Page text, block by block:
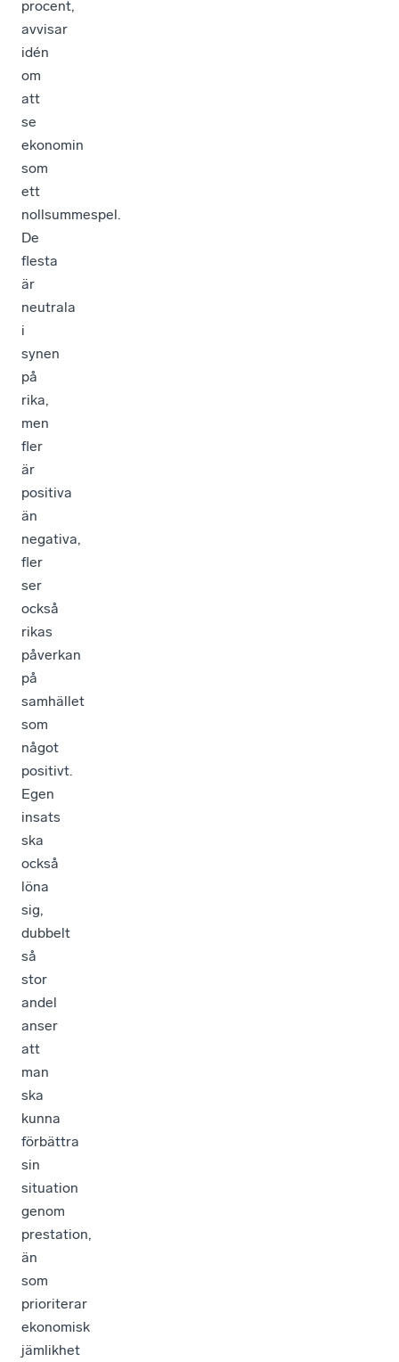
procent,
avvisar
idén
om
att
se
ekonomin
som
ett
nollsummespel.
De
flesta
är
neutrala
i
synen
på
rika,
men
fler
är
positiva
än
negativa,
fler
ser
också
rikas
påverkan
på
samhället
som
något
positivt.
Egen
insats
ska
också
löna
sig,
dubbelt
så
stor
andel
anser
att
man
ska
kunna
förbättra
sin
situation
genom
prestation,
än
som
prioriterar
ekonomisk
jämlikhet